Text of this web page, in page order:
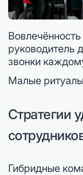
руководитель
звонки
Малые
Стратегии
Гибридные